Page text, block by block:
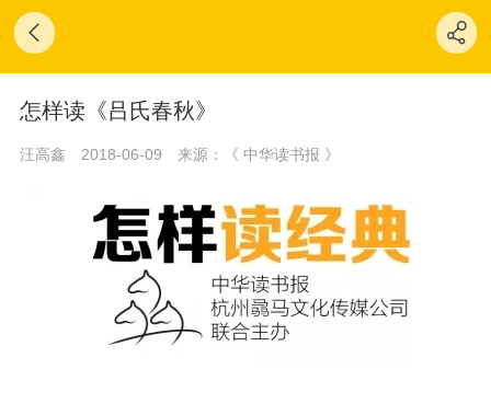
怎样读《吕氏春秋》
汪高鑫 2018-06-09 来源：《 中华读书报 》